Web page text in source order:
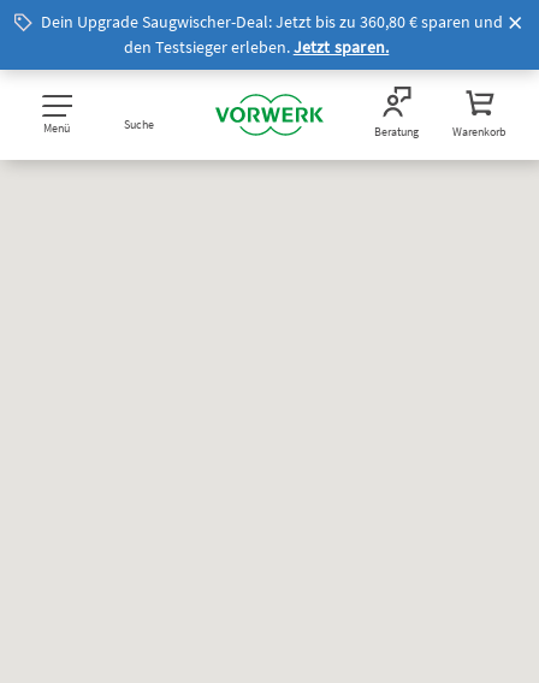
Dein Upgrade Saugwischer-Deal: Jetzt bis zu 360,80 € sparen und
den Testsieger erleben.Jetzt sparen.
Menü Suche Beratung Warenkorb